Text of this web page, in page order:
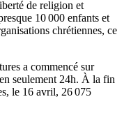
de religion et
10 000 enfants et
chrétiennes, ce
a commencé sur
seulement 24h. À la fin
le 16 avril, 26 075